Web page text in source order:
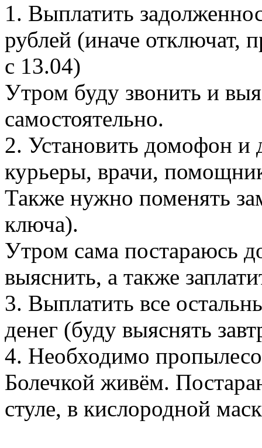
1. Выплатить
рублей (иначе отключат,
с 13.04)
Утром буду звонить и
самостоятельно.
2. Установить домофон и
курьеры, врачи,
Также нужно поменять
ключа).
Утром сама постараюсь
выяснить, а также
3. Выплатить все
денег (буду выяснять
4. Необходимо
Болечкой живём.
стуле, в кислородной